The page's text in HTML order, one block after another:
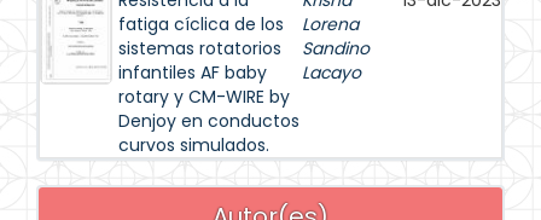
fatiga cíclica de los
sistemas rotatorios
infantiles AF baby
rotary y CM-WIRE by
Denjoy en conductos
curvos simulados.
Lorena
Sandino
Lacayo